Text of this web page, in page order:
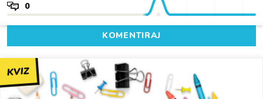
0
KOMENTIRAJ
KVIZ